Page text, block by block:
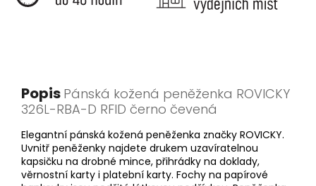
Popis Pánská kožená peněženka ROVICKY
326L-RBA-D RFID černo čevená
Elegantní pánská kožená peněženka značky ROVICKY.
Uvnitř peněženky najdete drukem uzavíratelnou
kapsičku na drobné mince, přihrádky na doklady,
věrnostní karty i platební karty. Fochy na papírové